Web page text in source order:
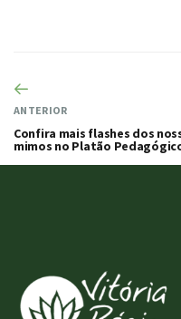
ANTERIOR
Confira mais flashes dos
mimos no Platão